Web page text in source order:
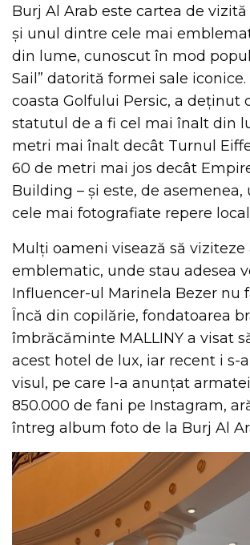
Burj Al Arab este cartea de
și unul dintre cele mai
din lume, cunoscut în mod
Sail” datorită formei sale
coasta Golfului Persic, a deținut
statutul de a fi cel mai înalt din
metri mai înalt decât Turnul
60 de metri mai jos decât
Building – și este, de
cele mai fotografiate repere
Mulți oameni visează să viziteze
emblematic, unde stau adesea
Influencer-ul Marinela Bezer nu
Încă din copilărie, fondatoarea
îmbrăcăminte MALLINY a visat
acest hotel de lux, iar recent i s-
visul, pe care l-a anunțat
850.000 de fani pe Instagram,
întreg album foto de la Burj Al